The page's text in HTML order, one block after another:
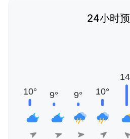
24小时